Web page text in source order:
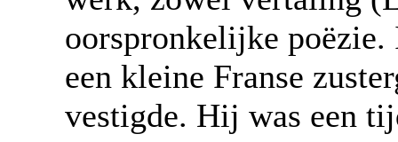
oorspronkelijke
een kleine Franse
vestigde. Hij was een